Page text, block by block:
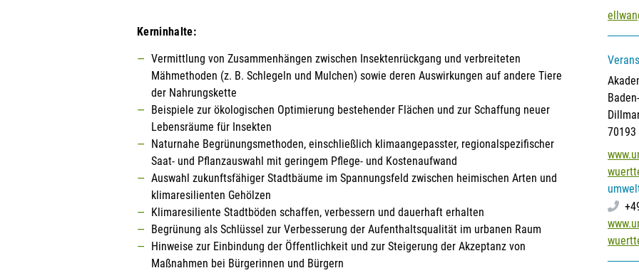
Kerninhalte:
Vermittlung von Zusammenhängen zwischen Insektenrückgang und verbreiteten
Mähmethoden (z. B. Schlegeln und Mulchen) sowie deren Auswirkungen auf andere Tiere
der Nahrungskette
Beispiele zur ökologischen Optimierung bestehender Flächen und zur Schaffung neuer
Lebensräume für Insekten
Naturnahe Begrünungsmethoden, einschließlich klimaangepasster, regionalspezifischer
Saat- und Pflanzauswahl mit geringem Pflege- und Kostenaufwand
Auswahl zukunftsfähiger Stadtbäume im Spannungsfeld zwischen heimischen Arten und
klimaresilienten Gehölzen
Klimaresiliente Stadtböden schaffen, verbessern und dauerhaft erhalten
Begrünung als Schlüssel zur Verbesserung der Aufenthaltsqualität im urbanen Raum
Hinweise zur Einbindung der Öffentlichkeit und zur Steigerung der Akzeptanz von
Maßnahmen bei Bürgerinnen und Bürgern
70193